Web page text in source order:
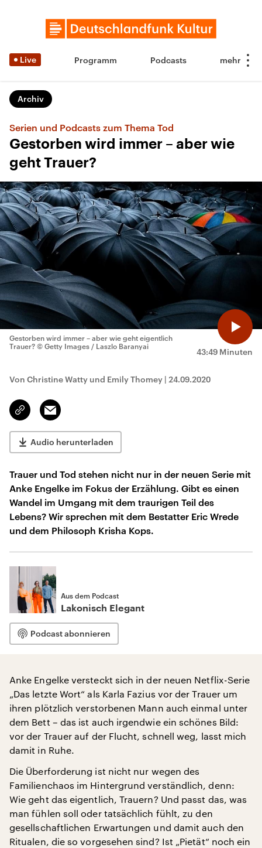
Live Programm Podcasts
Archiv
Serien und Podcasts zum Thema Tod
Gestorben wird immer – aber wie
geht Trauer?
43:49 Minuten
Gestorben wird immer – aber wie geht eigentlich
Trauer? © Getty Images / Laszlo Baranyai
Von Christine Watty und Emily Thomey | 24.09.2020
Link
kopieren/teilen
Email
Audio herunterladen
Trauer und Tod stehen nicht nur in der neuen Serie mit
Anke Engelke im Fokus der Erzählung. Gibt es einen
Wandel im Umgang mit dem traurigen Teil des
Lebens? Wir sprechen mit dem Bestatter Eric Wrede
und dem Philosoph Krisha Kops.
Aus dem Podcast
Lakonisch Elegant
Podcast abonnieren
Anke Engelke versteckt sich in der neuen Netflix-Serie
„Das letzte Wort“ als Karla Fazius vor der Trauer um
ihren plötzlich verstorbenen Mann auch einmal unter
dem Bett – das ist auch irgendwie ein schönes Bild:
vor der Trauer auf der Flucht, schnell weg, lasst mich
damit in Ruhe.
Die Überforderung ist nicht nur wegen des
Familienchaos im Hintergrund verständlich, denn:
Wie geht das eigentlich, Trauern? Und passt das, was
man fühlen soll oder tatsächlich fühlt, zu den
gesellschaftlichen Erwartungen und damit auch den
Ritualen, die so vorgesehen sind? Ist „Pietät“ noch ein